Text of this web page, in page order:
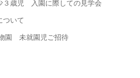
歳児 入園に際しての見学会
ついて
園 未就園児ご招待